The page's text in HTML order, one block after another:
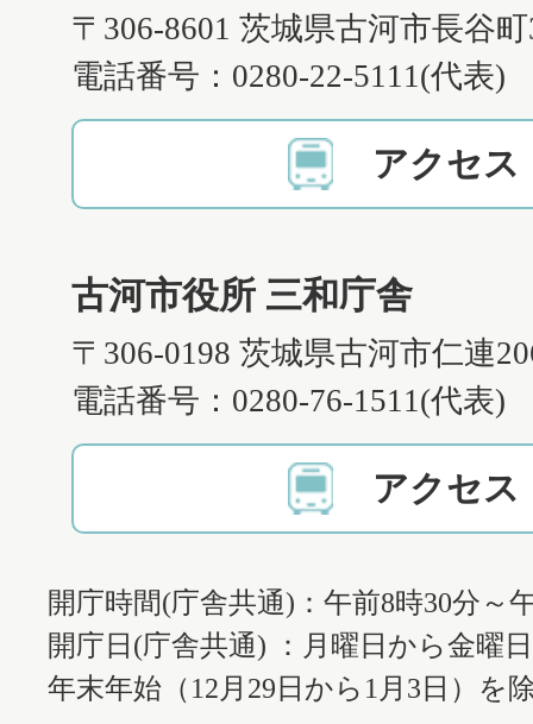
〒306-8601 茨城県古河市長谷
電話番号：0280-22-5111(代表)
アクセス
古河市役所 三和庁舎
〒306-0198 茨城県古河市仁連
電話番号：0280-76-1511(代表)
アクセス
開庁時間(庁舎共通)：午前8時30分～
開庁日(庁舎共通) ：月曜日から金曜
年末年始（12月29日から1月3日）を